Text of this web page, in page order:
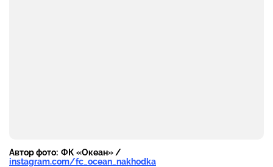
Автор фото: ФК «Океан» /
instagram.com/fc_ocean_nakhodka